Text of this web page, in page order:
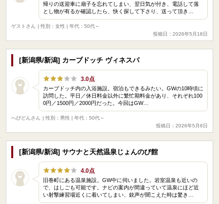
帰りの送迎車に扇子を忘れてしまい、翌日気が付き、電話して落
とし物が有るか確認したら、快く探して下さり、送って頂き…
ゲストさん
| 性別：女性 | 年代：50代～
投稿日：2026年5月18日
[新潟県/新潟] カーブドッチ ヴィネスパ
3.0点
カーブドッチ内の入浴施設。宿泊もできるみたい。GWの10時頃に
訪問した。平日／休日料金以外に繁忙期料金があり、それぞれ100
0円／1500円／2000円だった。今回はGW…
へびどんさん
| 性別：男性 | 年代：50代～
投稿日：2026年5月6日
[新潟県/新潟] サウナと天然温泉じょんのび館
4.0点
旧巻町にある温泉施設。GW中に伺いました。岩室温泉も近いの
で、はしごも可能です。ナビの案内が間違っていて温泉にほど近
い射撃練習場近くに着いてしまい、銃声が聞こえた時は驚き…